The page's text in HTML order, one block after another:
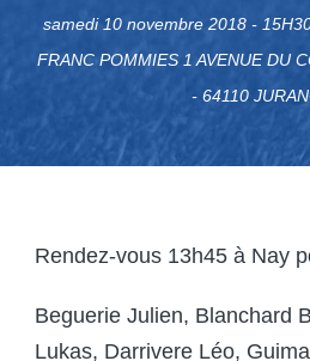
samedi 10 novembre 2018 -
FRANC POMMIES 1 AVENUE DU
- 64110
Rendez-vous 13h45 à Nay
Beguerie Julien, Blanchard
Lukas, Darrivere Léo,